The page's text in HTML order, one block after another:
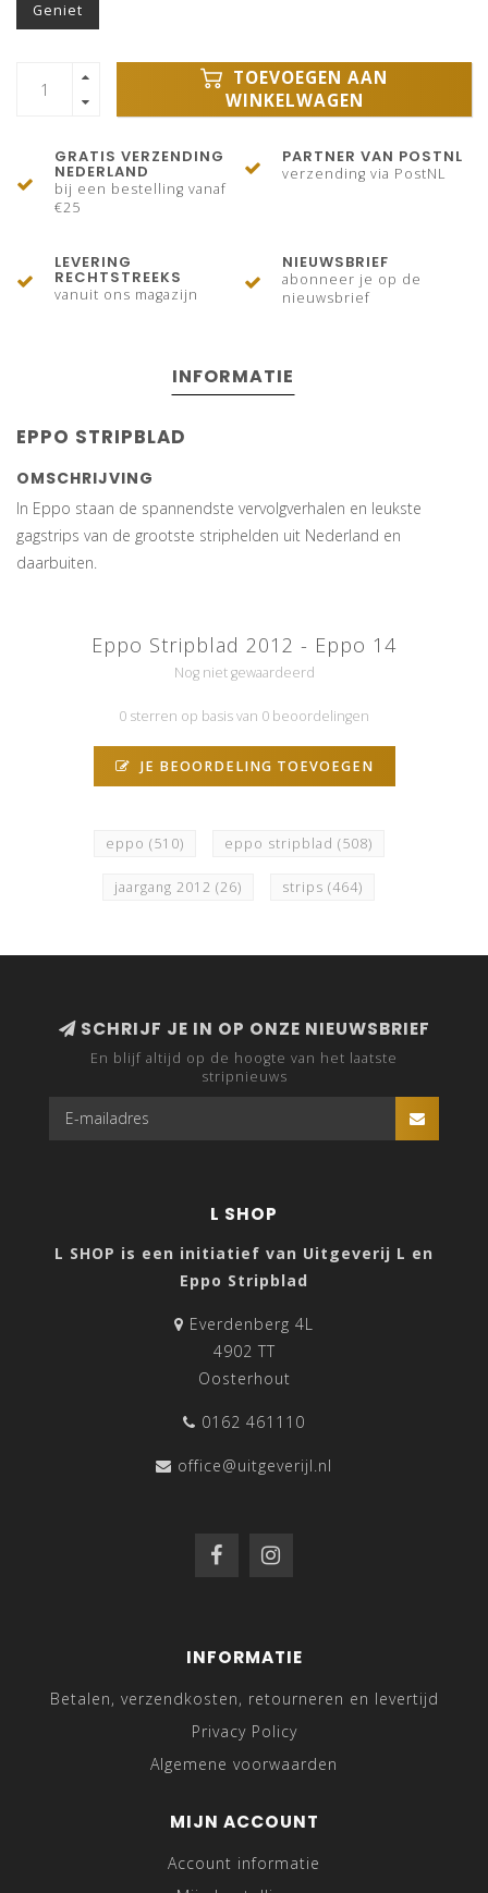
Geniet
TOEVOEGEN AAN
WINKELWAGEN
GRATIS VERZENDING
NEDERLAND
bij een bestelling vanaf
€25
PARTNER VAN POSTNL
verzending via PostNL
LEVERING
RECHTSTREEKS
vanuit ons magazijn
NIEUWSBRIEF
abonneer je op de
nieuwsbrief
INFORMATIE
EPPO STRIPBLAD
OMSCHRIJVING
In Eppo staan de spannendste vervolgverhalen en leukste
gagstrips van de grootste striphelden uit Nederland en
daarbuiten.
Eppo Stripblad 2012 - Eppo 14
Nog niet gewaardeerd
0 sterren op basis van 0 beoordelingen
JE BEOORDELING TOEVOEGEN
eppo (510) eppo stripblad (508)
jaargang 2012 (26) strips (464)
SCHRIJF JE IN OP ONZE NIEUWSBRIEF
En blijf altijd op de hoogte van het laatste
stripnieuws
L SHOP
L SHOP is een initiatief van Uitgeverij L en
Eppo Stripblad
Everdenberg 4L
4902 TT
Oosterhout
0162 461110
office@uitgeverijl.nl
INFORMATIE
Betalen, verzendkosten, retourneren en levertijd
Privacy Policy
Algemene voorwaarden
MIJN ACCOUNT
Account informatie